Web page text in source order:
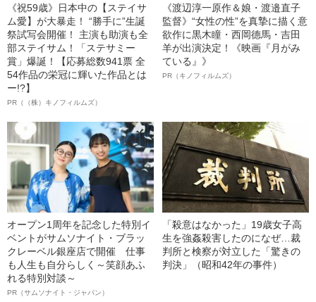
《祝59歳》日本中の【ステイサ
ム愛】が大暴走！ “勝手に”生誕
祭試写会開催！ 主演も助演も全
部ステイサム！「ステサミー
賞」爆誕！【応募総数941票 全
54作品の栄冠に輝いた作品とは
ー!?】
PR（（株）キノフィルムズ）
《渡辺淳一原作＆娘・渡邉直子
監督》“女性の性”を真摯に描く意
欲作に黒木瞳・西岡德馬・吉田
羊が出演決定！《映画『月がみ
ている』》
PR（キノフィルムズ）
オープン1周年を記念した特別イ
ベントがサムソナイト・ブラッ
クレーベル銀座店で開催 仕事
も人生も自分らしく～笑顔あふ
れる特別対談～
PR（サムソナイト・ジャパン）
「殺意はなかった」19歳女子高
生を強姦殺害したのになぜ…裁
判所と検察が対立した「驚きの
判決」（昭和42年の事件）